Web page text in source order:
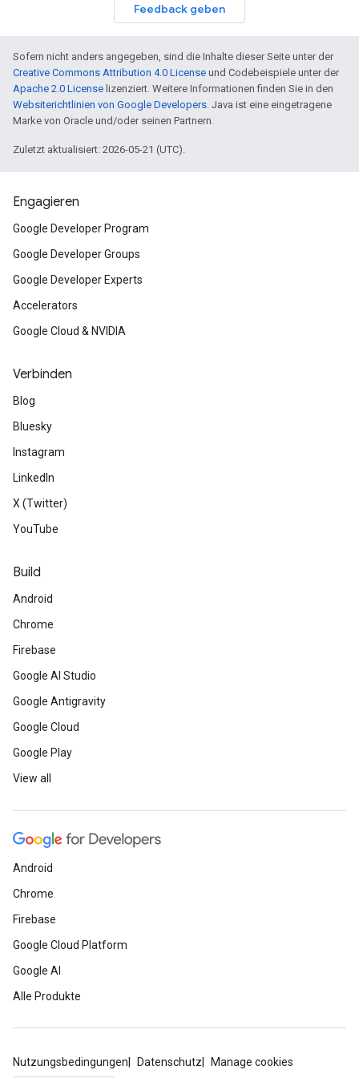
Feedback geben
Sofern nicht anders angegeben, sind die Inhalte dieser Seite unter der
Creative Commons Attribution 4.0 License und Codebeispiele unter der
Apache 2.0 License lizenziert. Weitere Informationen finden Sie in den
Websiterichtlinien von Google Developers. Java ist eine eingetragene
Marke von Oracle und/oder seinen Partnern.
Zuletzt aktualisiert: 2026-05-21 (UTC).
Engagieren
Google Developer Program
Google Developer Groups
Google Developer Experts
Accelerators
Google Cloud & NVIDIA
Verbinden
Blog
Bluesky
Instagram
LinkedIn
X (Twitter)
YouTube
Build
Android
Chrome
Firebase
Google AI Studio
Google Antigravity
Google Cloud
Google Play
View all
Android
Chrome
Firebase
Google Cloud Platform
Google AI
Alle Produkte
Nutzungsbedingungen Datenschutz Manage cookies